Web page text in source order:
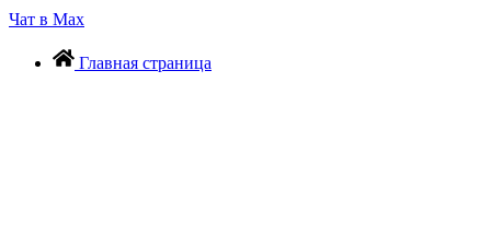
Чат в Max
Главная страница